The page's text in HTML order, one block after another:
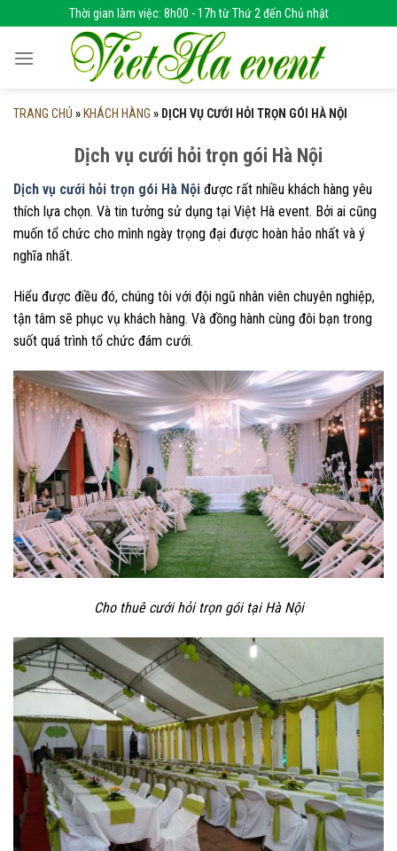
to
content
Thời gian làm việc: 8h00 - 17h từ Thứ 2 đến Chủ nhật
TRANG CHỦ » KHÁCH HÀNG » DỊCH VỤ CƯỚI HỎI TRỌN GÓI HÀ NỘI
Dịch vụ cưới hỏi trọn gói Hà Nội
Dịch vụ cưới hỏi trọn gói Hà Nội được rất nhiều khách hàng yêu
thích lựa chọn. Và tin tưởng sử dụng tại Việt Hà event. Bởi ai cũng
muốn tổ chức cho mình ngày trọng đại được hoàn hảo nhất và ý
nghĩa nhất.
Hiểu được điều đó, chúng tôi với đội ngũ nhân viên chuyên nghiệp,
tận tâm sẽ phục vụ khách hàng. Và đồng hành cùng đôi bạn trong
suốt quá trình tổ chức đám cưới.
Cho thuê cưới hỏi trọn gói tại Hà Nội